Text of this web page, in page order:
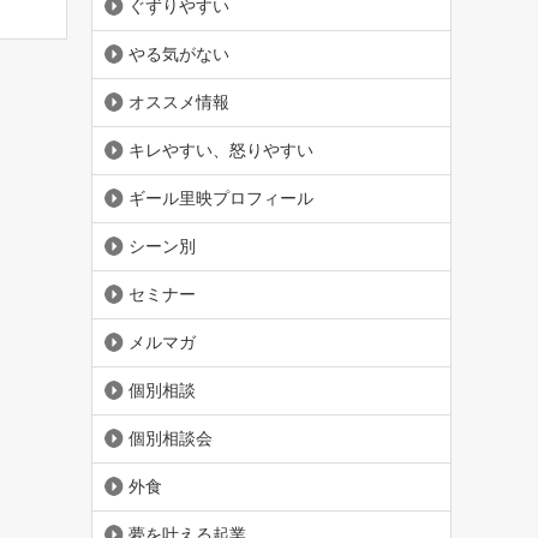
ぐずりやすい
やる気がない
オススメ情報
キレやすい、怒りやすい
ギール里映プロフィール
シーン別
セミナー
メルマガ
個別相談
個別相談会
外食